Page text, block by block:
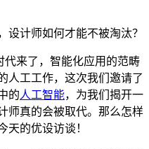
代来了，智能化应用的范畴
人工工作，这次我们邀请了
的人工智能，为我们揭开一
师真的会被取代。那么怎样
天的优设访谈！